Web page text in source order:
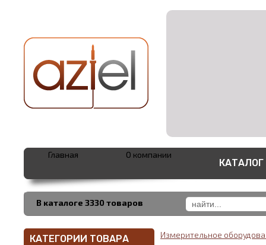
В каталоге 3330 товаров
Главная О компании
КАТАЛОГ
КАТЕГОРИИ ТОВАРА Измерительное